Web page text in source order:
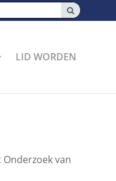
LID WORDEN
van